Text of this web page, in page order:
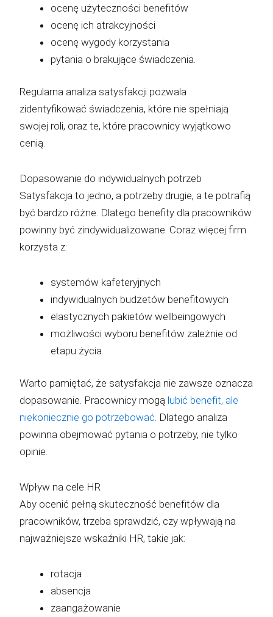
ocenę użyteczności benefitów
ocenę ich atrakcyjności
ocenę wygody korzystania
pytania o brakujące świadczenia.
Regularna analiza satysfakcji pozwala
zidentyfikować świadczenia, które nie spełniają
swojej roli, oraz te, które pracownicy wyjątkowo
cenią.
Dopasowanie do indywidualnych potrzeb
Satysfakcja to jedno, a potrzeby drugie, a te potrafią
być bardzo różne. Dlatego benefity dla pracowników
powinny być zindywidualizowane. Coraz więcej firm
korzysta z:
systemów kafeteryjnych
indywidualnych budżetów benefitowych
elastycznych pakietów wellbeingowych
możliwości wyboru benefitów zależnie od
etapu życia.
Warto pamiętać, że satysfakcja nie zawsze oznacza
dopasowanie. Pracownicy mogą lubić benefit, ale
niekoniecznie go potrzebować. Dlatego analiza
powinna obejmować pytania o potrzeby, nie tylko
opinie.
Wpływ na cele HR
Aby ocenić pełną skuteczność benefitów dla
pracowników, trzeba sprawdzić, czy wpływają na
najważniejsze wskaźniki HR, takie jak:
rotacja
absencja
zaangażowanie